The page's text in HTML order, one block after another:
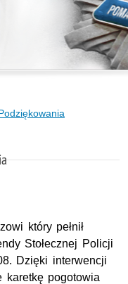
który pełnił
Stołecznej Policji
Dzięki interwencji
karetkę pogotowia